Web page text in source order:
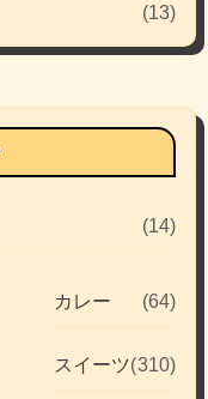
(13)
(14)
カレー (64)
スイーツ(310)